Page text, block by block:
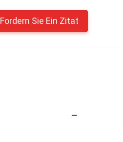
Fordern Sie Ein Zitat